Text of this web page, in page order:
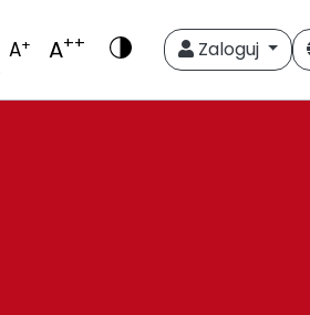
A+ A++ Zaloguj